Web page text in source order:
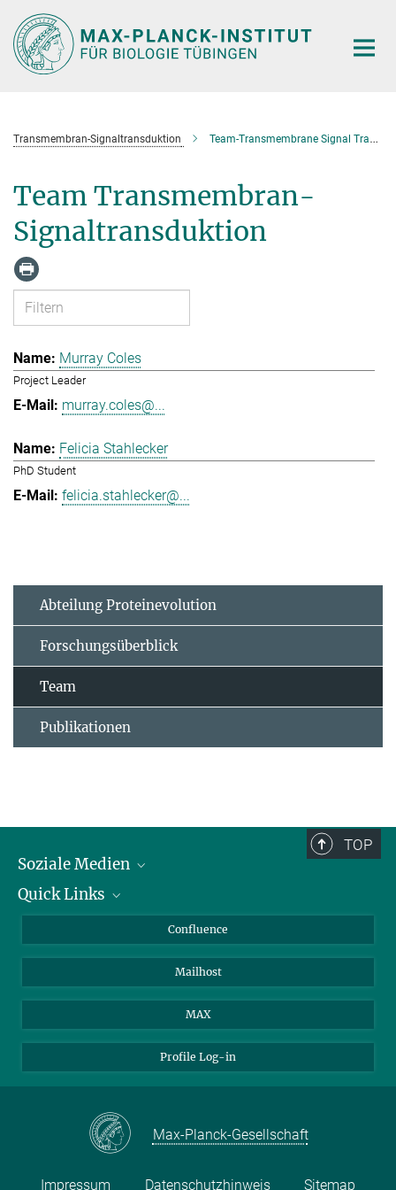
Hauptinhalt
Transmembran-Signaltransduktion Team-Transmembrane Signal Transduction
Team Transmembran-
Signaltransduktion
Murray Coles
Project Leader
murray.coles@...
Felicia Stahlecker
PhD Student
felicia.stahlecker@...
Abteilung Proteinevolution
Forschungsüberblick
Team
Publikationen
TOP
Soziale Medien
LinkedIn
YouTube
Quick Links
Für Journalisten und Journalistinnen
Über Tiere in der Forschung
Ihr Weg zu uns
Confluence
Mailhost
MAX
Profile Log-in
Max-Planck-Gesellschaft
Impressum Datenschutzhinweis Sitemap